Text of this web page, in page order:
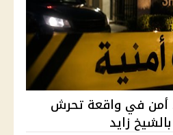
أمن في واقعة تحرش
زايد